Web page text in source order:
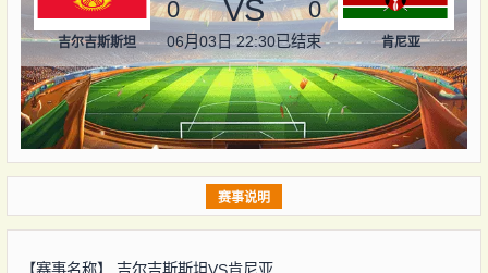
吉尔吉斯斯坦
0 VS 0
06月03日 22:30已结束 肯尼亚
赛事说明
【赛事名称】 吉尔吉斯斯坦VS肯尼亚